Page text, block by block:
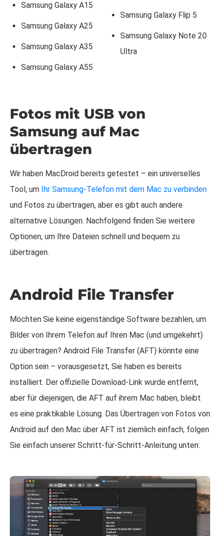
Samsung Galaxy A15
Samsung Galaxy A25
Samsung Galaxy A35
Samsung Galaxy A55
Samsung Galaxy Flip 5
Samsung Galaxy Note 20
Ultra
Fotos mit USB von
Samsung auf Mac
übertragen
Wir haben MacDroid bereits getestet – ein universelles
Tool, um Ihr Samsung-Telefon mit dem Mac zu verbinden
und Fotos zu übertragen, aber es gibt auch andere
alternative Lösungen. Nachfolgend finden Sie weitere
Optionen, um Ihre Dateien schnell und bequem zu
übertragen.
Android File Transfer
Möchten Sie keine eigenständige Software bezahlen, um
Bilder von Ihrem Telefon auf Ihren Mac (und umgekehrt)
zu übertragen? Android File Transfer (AFT) könnte eine
Option sein – vorausgesetzt, Sie haben es bereits
installiert. Der offizielle Download-Link wurde entfernt,
aber für diejenigen, die AFT auf ihrem Mac haben, bleibt
es eine praktikable Lösung. Das Übertragen von Fotos von
Android auf den Mac über AFT ist ziemlich einfach, folgen
Sie einfach unserer Schritt-für-Schritt-Anleitung unten: